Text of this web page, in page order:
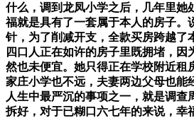
什么，调到龙凤小学之后，几年里她
福就是具有了一套属于本人的房子。
针，为了削减开支，全款买房跨越了
四口人正在如许的房子里既拥堵，因
然也未便宜。她只得正在学校附近租
家庄小学也不远，夫妻两边父母也能
人生中最严沉的事项之一，就是调查
拆好，对于已糊口六七年的来说，幸